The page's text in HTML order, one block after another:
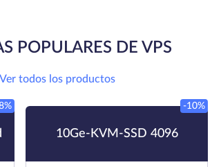
POPULARES DE VPS
Ver todos los productos
10Ge-KVM-SSD 4096
-10%